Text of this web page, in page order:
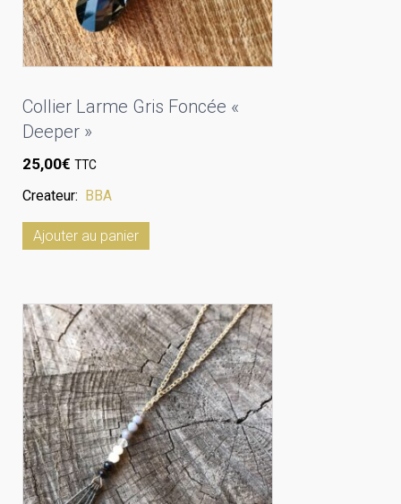
Collier Larme Gris Foncée «
Deeper »
25,00€ TTC
Createur: BBA
Ajouter au panier